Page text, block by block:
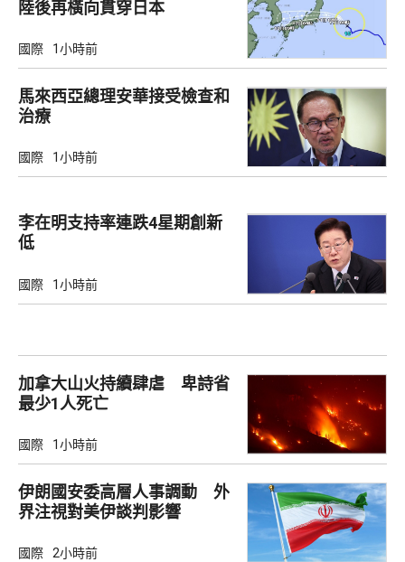
陸後再橫向貫穿日本
國際 1小時前
馬來西亞總理安華接受檢查和
治療
國際 1小時前
李在明支持率連跌4星期創新
低
國際 1小時前
加拿大山火持續肆虐 卑詩省
最少1人死亡
國際 1小時前
伊朗國安委高層人事調動 外
界注視對美伊談判影響
國際 2小時前